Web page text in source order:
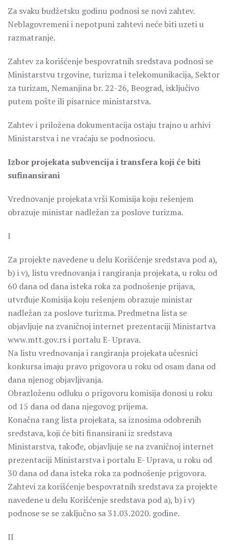
Za svaku budžetsku godinu podnosi se novi zahtev.
Neblagovremeni i nepotpuni zahtevi neće biti uzeti u
razmatranje.
Zahtev za korišćenje bespovratnih sredstava podnosi se
Ministarstvu trgovine, turizma i telekomunikacija, Sektor
za turizam, Nemanjina br. 22-26, Beograd, isključivo
putem pošte ili pisarnice ministarstva.
Zahtev i priložena dokumentacija ostaju trajno u arhivi
Ministarstva i ne vraćaju se podnosiocu.
Izbor projekata subvencija i transfera koji će biti
sufinansirani
Vrednovanje projekata vrši Komisija koju rešenjem
obrazuje ministar nadležan za poslove turizma.
I
Za projekte navedene u delu Korišćenje sredstava pod a),
b) i v), listu vrednovanja i rangiranja projekata, u roku od
60 dana od dana isteka roka za podnošenje prijava,
utvrđuje Komisija koju rešenjem obrazuje ministar
nadležan za poslove turizma. Predmetna lista se
objavljuje na zvaničnoj internet prezentaciji Ministartva
www.mtt.gov.rs i portalu E- Uprava.
Na listu vrednovanja i rangiranja projekata učesnici
konkursa imaju pravo prigovora u roku od osam dana od
dana njenog objavljivanja.
Obrazloženu odluku o prigovoru komisija donosi u roku
od 15 dana od dana njegovog prijema.
Konačna rang lista projekata, sa iznosima odobrenih
sredstava, koji će biti finansirani iz sredstava
Ministarstva, takođe, objavljuje se na zvaničnoj internet
prezentaciji Ministarstva i portalu E- Uprava, u roku od
30 dana od dana isteka roka za podnošenje prigovora.
Zahtevi za korišćenje bespovratnih sredstava za projekte
navedene u delu Korišćenje sredstava pod a), b) i v)
podnose se se zaključno sa 31.03.2020. godine.
II